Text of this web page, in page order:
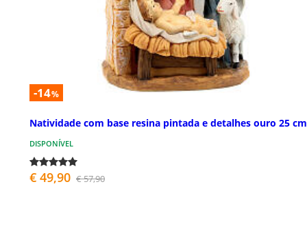
-14%
Natividade com base resina pintada e detalhes ouro 25 cm
DISPONÍVEL
€ 49,90 € 57,90